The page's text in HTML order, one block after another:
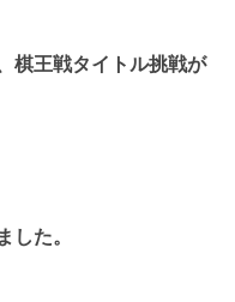
棋王戦タイトル挑戦が
た。